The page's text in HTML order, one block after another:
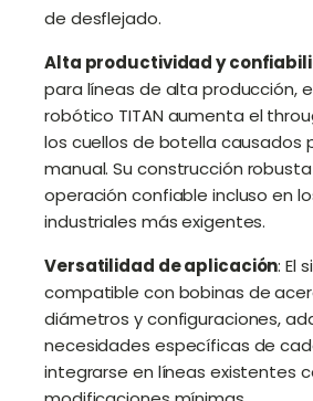
de desflejado.
Alta productividad y
para líneas de alta producción,
robótico TITAN aumenta el
los cuellos de botella causados
manual. Su construcción
operación confiable incluso en
industriales más exigentes.
Versatilidad de aplicación: El
compatible con bobinas de
diámetros y configuraciones,
necesidades específicas de
integrarse en líneas existentes